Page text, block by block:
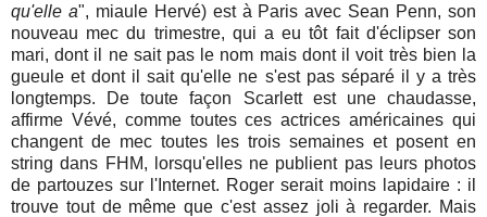
qu'elle a", miaule Hervé) est à Paris avec Sean Penn, son
nouveau mec du trimestre, qui a eu tôt fait d'éclipser son
mari, dont il ne sait pas le nom mais dont il voit très bien la
gueule et dont il sait qu'elle ne s'est pas séparé il y a très
longtemps. De toute façon Scarlett est une chaudasse,
affirme Vévé, comme toutes ces actrices américaines qui
changent de mec toutes les trois semaines et posent en
string dans FHM, lorsqu'elles ne publient pas leurs photos
de partouzes sur l'Internet. Roger serait moins lapidaire : il
trouve tout de même que c'est assez joli à regarder. Mais